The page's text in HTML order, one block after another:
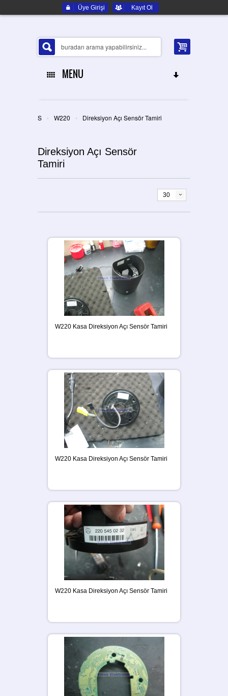
Üye Girişi Kayıt Ol
MENU
ELEKTRONIK YEDEK PARÇA
İLETIŞIM
S › W220 › Direksiyon Açı Sensör Tamiri
Direksiyon Açı Sensör
Tamiri
30
W220 Kasa Direksiyon Açı Sensör Tamiri
W220 Kasa Direksiyon Açı Sensör Tamiri
W220 Kasa Direksiyon Açı Sensör Tamiri